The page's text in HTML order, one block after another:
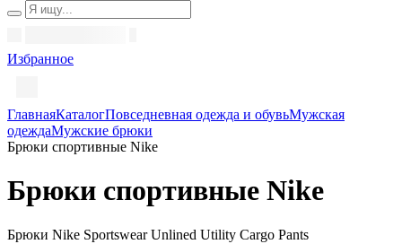
Избранное
ГлавнаяКаталогПовседневная одежда и обувьМужская
одеждаМужские брюки
Брюки спортивные Nike
Брюки спортивные Nike
Брюки Nike Sportswear Unlined Utility Cargo Pants